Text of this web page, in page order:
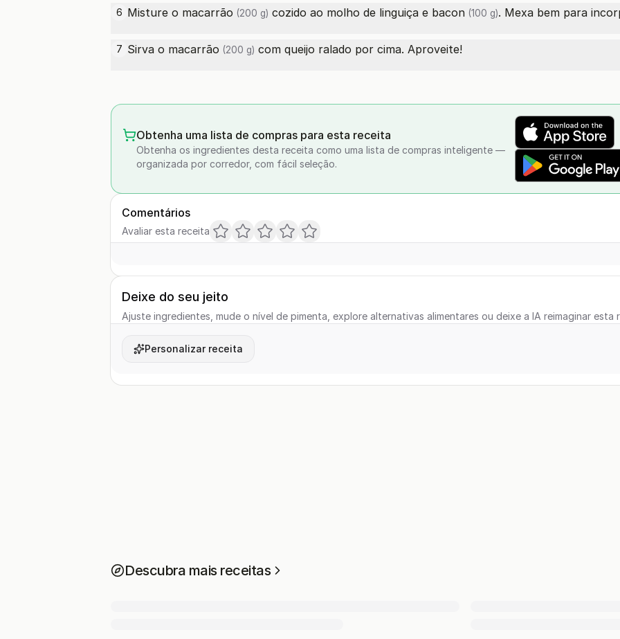
6 Misture o macarrão (200 g) cozido ao molho de linguiça e bacon (100 g). Mexa bem para
7 Sirva o macarrão (200 g) com queijo ralado por cima. Aproveite!
Obtenha uma lista de compras para esta receita
Obtenha os ingredientes desta receita como uma lista de compras inteligente —
organizada por corredor, com fácil seleção.
Comentários
Avaliar esta receita
Deixe do seu jeito
Ajuste ingredientes, mude o nível de pimenta, explore alternativas alimentares ou deixe a IA reimaginar esta
Personalizar receita
Descubra mais receitas